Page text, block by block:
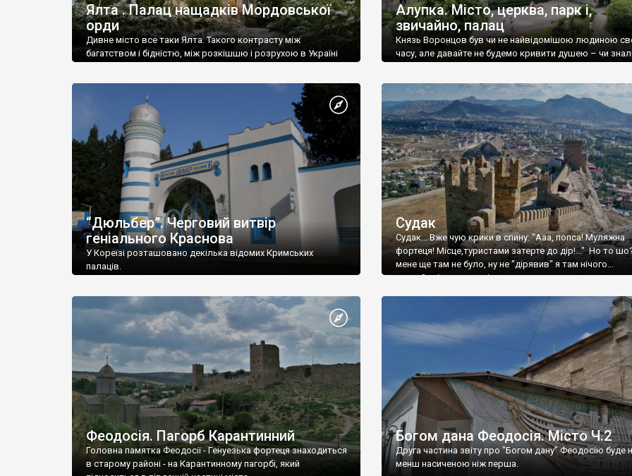
Ялта . Палац нащадків Мордовської
орди
Дивне місто все таки Ялта. Такого контрасту між
багатством і бідністю, між розкішшю і розрухою в Україні
Алупка. Місто, церква, парк і,
звичайно, палац
Князь Воронцов був чи не найвідомішою людиною
часу, але давайте не будемо кривити душею – чи
“Дюльбер”. Черговий витвір
геніального Краснова
У Кореїзі розташовано декілька відомих Кримських
палаців.
Судак
Судак... Вже чую крики в спину: "Ааа, попса! Муляжна
фортеця! Місце,туристами затерте до дір!..." Но то
мене ще там не було, ну не "дірявив" я там нічого...
принаймні до цього літа.
Феодосія. Пагорб Карантинний
Головна памятка Феодосії - Генуезька фортеця знаходиться
в старому районі - на Карантинному пагорбі, який
Богом дана Феодосія. Місто Ч.2
Друга частина звіту про "Богом дану" Феодосію буде
менш насиченою ніж перша.